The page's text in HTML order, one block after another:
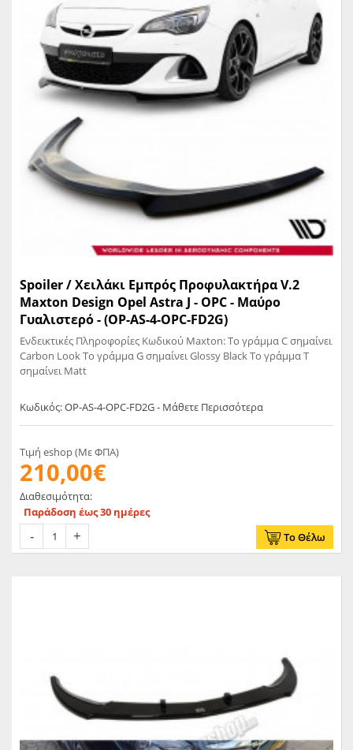
Spoiler / Χειλάκι Εμπρός Προφυλακτήρα V.2
Maxton Design Opel Astra J - OPC - Μαύρο
Γυαλιστερό - (OP-AS-4-OPC-FD2G)
Ενδεικτικές Πληροφορίες Κωδικού Maxton: Το γράμμα C σημαίνει
Carbon Look Το γράμμα G σημαίνει Glossy Black Το γράμμα T
σημαίνει Matt
Κωδικός: OP-AS-4-OPC-FD2G - Μάθετε Περισσότερα
Τιμή eshop (Με ΦΠΑ)
210,00€
Διαθεσιμότητα:
Παράδοση έως 30 ημέρες
Το Θέλω